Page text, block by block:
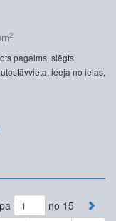
2
pagalms, slēgts
ieeja no ielas,
no 15